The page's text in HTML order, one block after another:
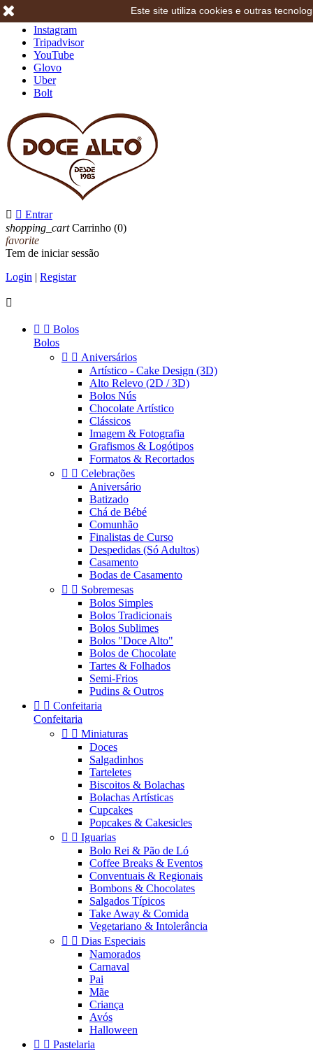
Instagram
Tripadvisor
YouTube
Glovo
Uber
Bolt
  Entrar
shopping_cart Carrinho (0)
favorite
Tem de iniciar sessão
Login | Registar

  Bolos
Bolos
  Aniversários
Artístico - Cake Design (3D)
Alto Relevo (2D / 3D)
Bolos Nús
Chocolate Artístico
Clássicos
Imagem & Fotografia
Grafismos & Logótipos
Formatos & Recortados
  Celebrações
Aniversário
Batizado
Chá de Bébé
Comunhão
Finalistas de Curso
Despedidas (Só Adultos)
Casamento
Bodas de Casamento
  Sobremesas
Bolos Simples
Bolos Tradicionais
Bolos Sublimes
Bolos "Doce Alto"
Bolos de Chocolate
Tartes & Folhados
Semi-Frios
Pudins & Outros
  Confeitaria
Confeitaria
  Miniaturas
Doces
Salgadinhos
Tarteletes
Biscoitos & Bolachas
Bolachas Artísticas
Cupcakes
Popcakes & Cakesicles
  Iguarias
Bolo Rei & Pão de Ló
Coffee Breaks & Eventos
Conventuais & Regionais
Bombons & Chocolates
Salgados Típicos
Take Away & Comida
Vegetariano & Intolerância
  Dias Especiais
Namorados
Carnaval
Pai
Mãe
Criança
Avós
Halloween
  Pastelaria
Este site utiliza cookies e outras